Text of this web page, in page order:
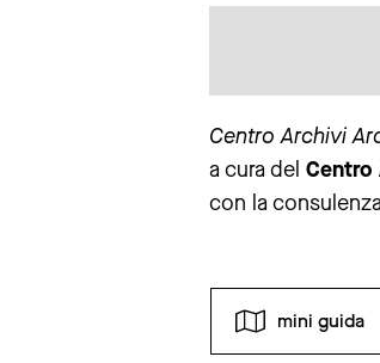
Centro Archivi
a cura delCentro
con la
mini guida